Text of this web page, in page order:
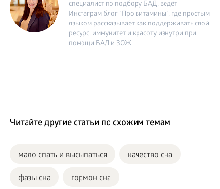
специалист по подбору БАД, ведёт
Инстаграм блог "Про витамины", где простым
языком рассказывает как поддерживать свой
ресурс, иммунитет и красоту изнутри при
помощи БАД и ЗОЖ
Читайте другие статьи по схожим темам
мало спать и высыпаться качество сна
фазы сна гормон сна